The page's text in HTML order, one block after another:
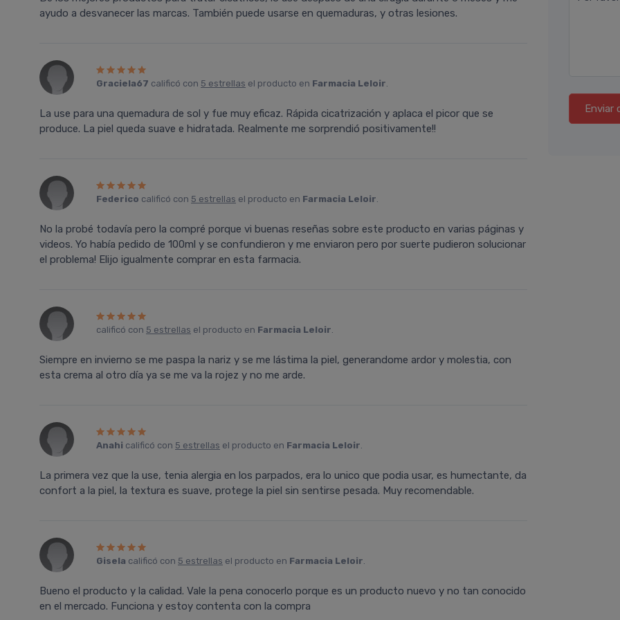
ayudo a desvanecer las marcas. También puede usarse en quemaduras, y otras lesiones.
Graciela67 calificó con 5 estrellas el producto en Farmacia Leloir.
La use para una quemadura de sol y fue muy eficaz. Rápida cicatrización y aplaca el picor que se
produce. La piel queda suave e hidratada. Realmente me sorprendió positivamente!!
Federico calificó con 5 estrellas el producto en Farmacia Leloir.
No la probé todaví­a pero la compré porque vi buenas reseñas sobre este producto en varias páginas y
videos. Yo habí­a pedido de 100ml y se confundieron y me enviaron pero por suerte pudieron solucionar
el problema! Elijo igualmente comprar en esta farmacia.
calificó con 5 estrellas el producto en Farmacia Leloir.
Siempre en invierno se me paspa la nariz y se me lástima la piel, generandome ardor y molestia, con
esta crema al otro dí­a ya se me va la rojez y no me arde.
Anahi calificó con 5 estrellas el producto en Farmacia Leloir.
La primera vez que la use, tenia alergia en los parpados, era lo unico que podia usar, es humectante, da
confort a la piel, la textura es suave, protege la piel sin sentirse pesada. Muy recomendable.
Gisela calificó con 5 estrellas el producto en Farmacia Leloir.
Bueno el producto y la calidad. Vale la pena conocerlo porque es un producto nuevo y no tan conocido
en el mercado. Funciona y estoy contenta con la compra
Enviar